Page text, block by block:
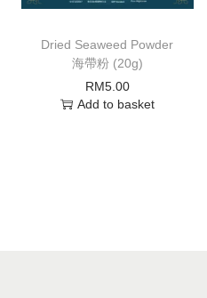
Dried Seaweed Powder
海帶粉 (20g)
RM5.00
Add to basket